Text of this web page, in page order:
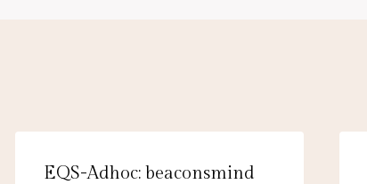
EQS-Adhoc: beaconsmind